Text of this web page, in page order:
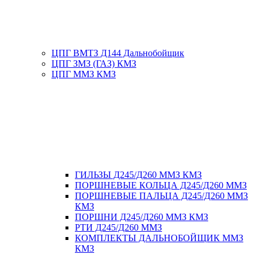
ЦПГ ВМТЗ Д144 Дальнобойщик
ЦПГ ЗМЗ (ГАЗ) КМЗ
ЦПГ ММЗ КМЗ
ГИЛЬЗЫ Д245/Д260 ММЗ КМЗ
ПОРШНЕВЫЕ КОЛЬЦА Д245/Д260 ММЗ
ПОРШНЕВЫЕ ПАЛЬЦА Д245/Д260 ММЗ
КМЗ
ПОРШНИ Д245/Д260 ММЗ КМЗ
РТИ Д245/Д260 ММЗ
КОМПЛЕКТЫ ДАЛЬНОБОЙЩИК ММЗ
КМЗ